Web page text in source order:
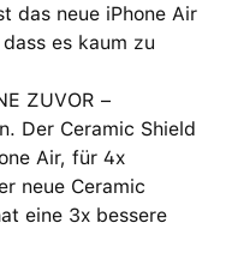
das neue iPhone Air
es kaum zu
ZUVOR −
Der Ceramic Shield
Air, für 4x
neue Ceramic
eine 3x bessere